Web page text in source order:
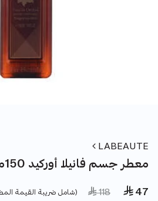
LABEAUTE
معطر جسم فانيلا أوركيد 150مل
 47
Price reduced from
 118
to (شامل ضريبة القيمة